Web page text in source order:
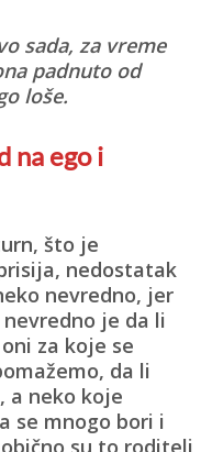
sada, za vreme
padnuto od
loše.
na ego i
, što je
nedostatak
nevredno, jer
je da li
za koje se
da li
a neko koje
se mnogo bori i
su to roditeli